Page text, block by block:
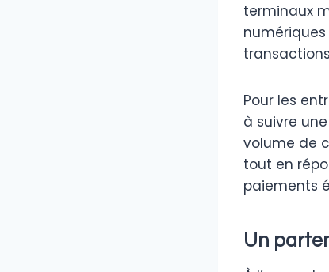
terminaux
Pour les
à suivre
volume de
tout en
paiements
Un